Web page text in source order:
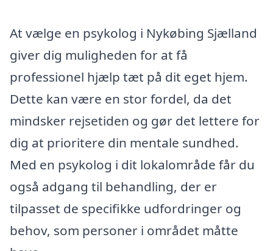
At vælge en psykolog i Nykøbing Sjælland
giver dig muligheden for at få
professionel hjælp tæt på dit eget hjem.
Dette kan være en stor fordel, da det
mindsker rejsetiden og gør det lettere for
dig at prioritere din mentale sundhed.
Med en psykolog i dit lokalområde får du
også adgang til behandling, der er
tilpasset de specifikke udfordringer og
behov, som personer i området måtte